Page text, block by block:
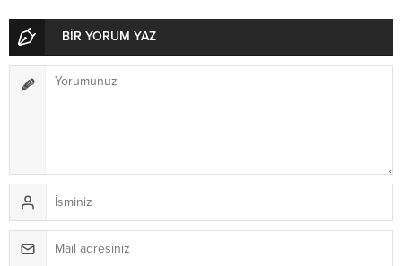
BİR YORUM YAZ